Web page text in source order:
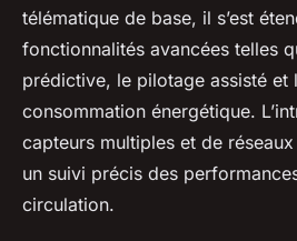
télématique de base, il s’est
fonctionnalités avancées telles
prédictive, le pilotage assisté et
consommation énergétique.
capteurs multiples et de
un suivi précis des
circulation.